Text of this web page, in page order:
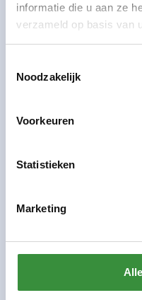
informatie die u aan ze
verzameld op basis van
Noodzakelijk
Voorkeuren
Statistieken
Marketing
Muziek- en
opgericht. In het
vooral uit algemene